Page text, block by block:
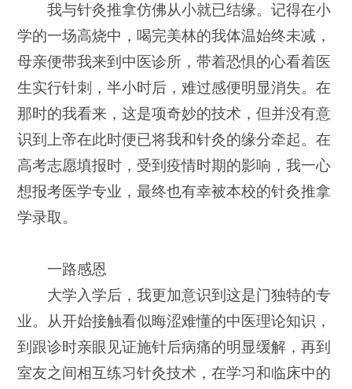
我与针灸推拿仿佛从小就已结缘。记得在小
学的一场高烧中，喝完美林的我体温始终未减，
母亲便带我来到中医诊所，带着恐惧的心看着医
生实行针刺，半小时后，难过感便明显消失。在
那时的我看来，这是项奇妙的技术，但并没有意
识到上帝在此时便已将我和针灸的缘分牵起。在
高考志愿填报时，受到疫情时期的影响，我一心
想报考医学专业，最终也有幸被本校的针灸推拿
学录取。
一路感恩
大学入学后，我更加意识到这是门独特的专
业。从开始接触看似晦涩难懂的中医理论知识，
到跟诊时亲眼见证施针后病痛的明显缓解，再到
室友之间相互练习针灸技术，在学习和临床中的